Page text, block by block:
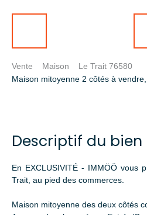
Vente Maison
Le Trait 76580
Maison mitoyenne 2 côtés à
Descriptif du bien
En EXCLUSIVITÉ - IMMÖÖ vous
Trait, au pied des commerces.
Maison mitoyenne des deux côtés